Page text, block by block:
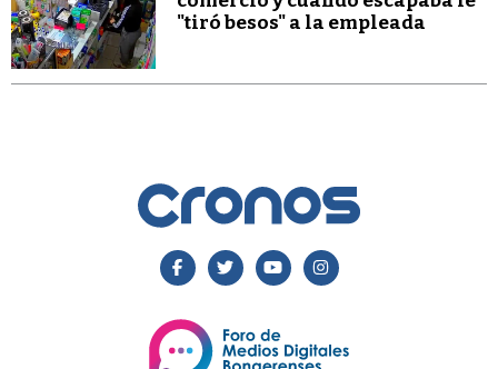
"tiró besos" a la empleada